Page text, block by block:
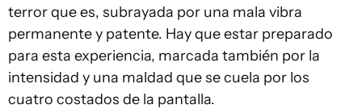
terror que es, subrayada por una mala vibra
permanente y patente. Hay que estar preparado
para esta experiencia, marcada también por la
intensidad y una maldad que se cuela por los
cuatro costados de la pantalla.